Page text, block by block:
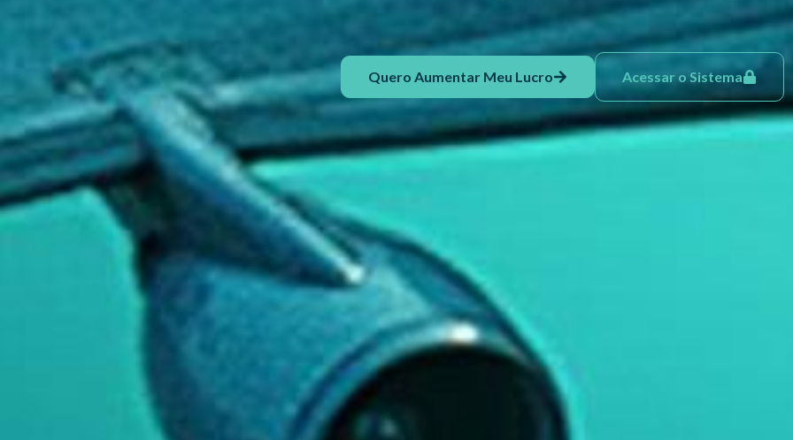
Quero Aumentar Meu Lucro Acessar o Sistema